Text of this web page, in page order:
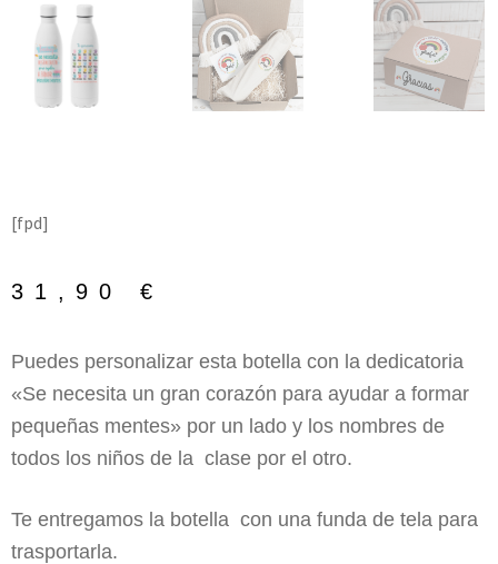
[fpd]
31,90 €
Puedes personalizar esta botella con la dedicatoria
«Se necesita un gran corazón para ayudar a formar
pequeñas mentes» por un lado y los nombres de
todos los niños de la clase por el otro.
Te entregamos la botella con una funda de tela para
trasportarla.